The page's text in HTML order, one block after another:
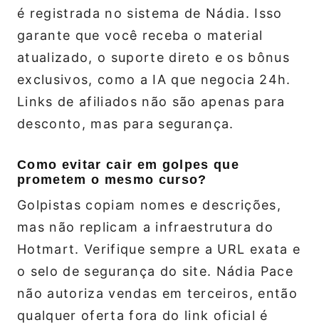
é registrada no sistema de Nádia. Isso
garante que você receba o material
atualizado, o suporte direto e os bônus
exclusivos, como a IA que negocia 24h.
Links de afiliados não são apenas para
desconto, mas para segurança.
Como evitar cair em golpes que
prometem o mesmo curso?
Golpistas copiam nomes e descrições,
mas não replicam a infraestrutura do
Hotmart. Verifique sempre a URL exata e
o selo de segurança do site. Nádia Pace
não autoriza vendas em terceiros, então
qualquer oferta fora do link oficial é